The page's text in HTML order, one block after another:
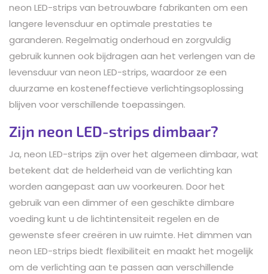
neon LED-strips van betrouwbare fabrikanten om een
langere levensduur en optimale prestaties te
garanderen. Regelmatig onderhoud en zorgvuldig
gebruik kunnen ook bijdragen aan het verlengen van de
levensduur van neon LED-strips, waardoor ze een
duurzame en kosteneffectieve verlichtingsoplossing
blijven voor verschillende toepassingen.
Zijn neon LED-strips dimbaar?
Ja, neon LED-strips zijn over het algemeen dimbaar, wat
betekent dat de helderheid van de verlichting kan
worden aangepast aan uw voorkeuren. Door het
gebruik van een dimmer of een geschikte dimbare
voeding kunt u de lichtintensiteit regelen en de
gewenste sfeer creëren in uw ruimte. Het dimmen van
neon LED-strips biedt flexibiliteit en maakt het mogelijk
om de verlichting aan te passen aan verschillende